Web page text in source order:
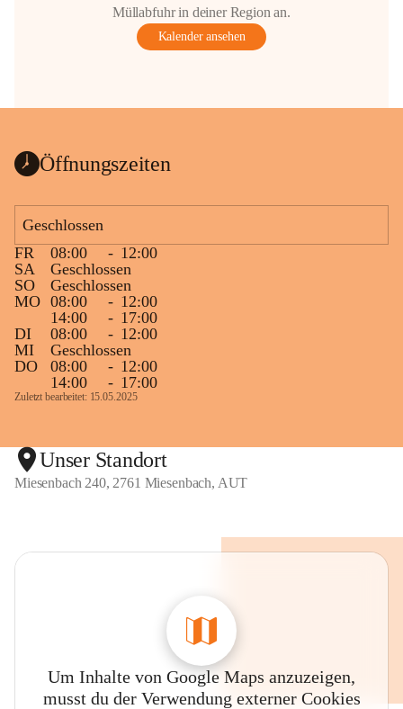
Müllabfuhr in deiner Region an.
Kalender ansehen
Öffnungszeiten
Geschlossen
FR
08:00 - 12:00
SA
Geschlossen
SO
Geschlossen
MO 08:00 - 12:00
14:00
- 17:00
DI
08:00 - 12:00
MI
Geschlossen
DO
08:00 - 12:00
14:00
- 17:00
Zuletzt bearbeitet: 15.05.2025
Unser Standort
Miesenbach 240, 2761 Miesenbach, AUT
Um Inhalte von Google Maps anzuzeigen,
musst du der Verwendung externer Cookies